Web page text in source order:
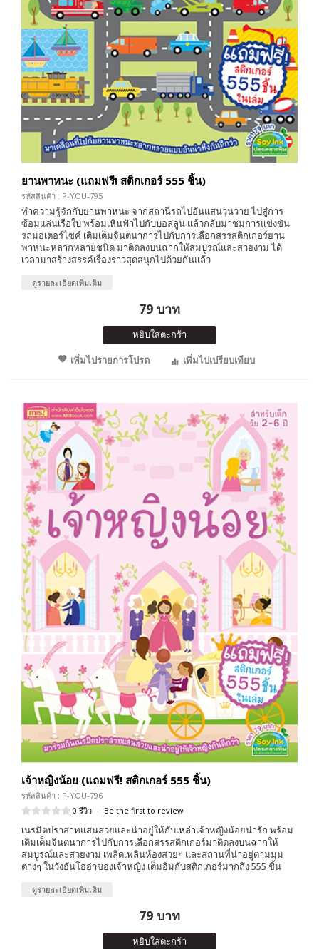
ยานพาหนะ (แถมฟรี! สติกเกอร์ 555 ชิ้น)
รหัสสินค้า : P-YOU-795
ทำความรู้จักกับยานพาหนะ จากสถานีรถไปอันแสนวุ่นวาย ไปสู่การ
ซ้อมแล่นเรือใบ พร้อมเหินฟ้าไปกับบอลลูน แล้วกลับมาชมการแข่งขัน
รถมอเตอร์ไซค์ เติมเต็มจินตนาการไปกับการเลือกสรรสติกเกอร์ยาน
พาหนะหลากหลายชนิด มาติดลงบนฉากให้สมบูรณ์และสวยงาม ได้
เวลามาสร้างสรรค์เรื่องราวสุดสนุกไปด้วยกันแล้ว
ดูรายละเอียดเพิ่มเติม
79 บาท
หยิบใส่ตะกร้า
เพิ่มไปรายการโปรด
เพิ่มไปเปรียบเทียบ
เจ้าหญิงน้อย (แถมฟรี! สติกเกอร์ 555 ชิ้น)
รหัสสินค้า : P-YOU-796
0 รีวิว | Be the first to review
เนรมิตปราสาทแสนสวยและน่าอยู่ให้กับเหล่าเจ้าหญิงน้อยน่ารัก พร้อม
เติมเต็มจินตนาการไปกับการเลือกสรรสติกเกอร์มาติดลงบนฉากให้
สมบูรณ์และสวยงาม เพลิดเพลินห้องสวยๆ และสถานที่น่าอยู่ตามมุม
ต่างๆ ในวังอันโอ่อ่าของเจ้าหญิง เต็มอิ่มกับสติกเกอร์มากถึง 555 ชิ้น
ดูรายละเอียดเพิ่มเติม
79 บาท
หยิบใส่ตะกร้า